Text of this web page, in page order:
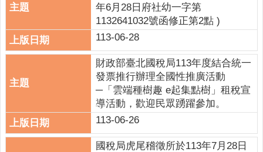
網
隱
私
保
策
年6月28日府社幼一字第
1132641032號函修正第2點 )
113-06-28
財政部臺北國稅局113年度結合統一
發票推行辦理全國性推廣活動
─「雲端種樹趣 e起集點樹」租稅宣
導活動，歡迎民眾踴躍參加。
113-06-26
國稅局虎尾稽徵所於113年7月28日